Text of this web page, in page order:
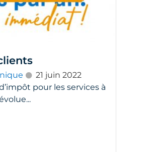
21 juin 2022
pour les services à